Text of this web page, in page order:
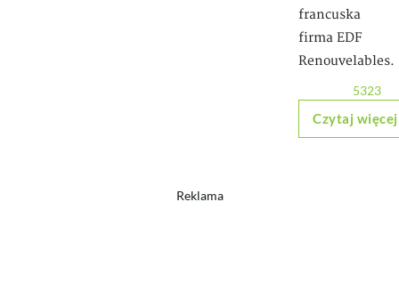
francuska
firma EDF
Renouvelables.
5323
Czytaj więcej
Reklama